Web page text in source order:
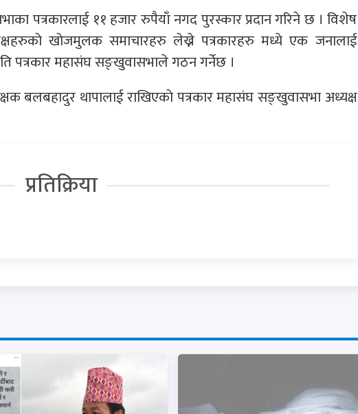
पत्रकारलाई ११ हजार रुपैयाँ नगद पुरस्कार प्रदान गरिने छ । विशेष
खाेजमुलक समाचारहरु लेख्ने पत्रकारहरु मध्ये एक जनालाई
पत्रकार महासंघ सङ्खुवासभाले गठन गर्नेछ ।
बलबहादुर थापालाई राखिएकाे पत्रकार महासंघ सङ्खुवासभा अध्यक्ष
प्रतिक्रिया